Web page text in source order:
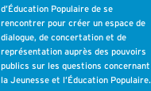
d’Éducation Populaire de se
rencontrer pour créer un espace de
dialogue, de concertation et de
représentation auprès des pouvoirs
publics sur les questions concernant
la Jeunesse et l’Éducation Populaire.